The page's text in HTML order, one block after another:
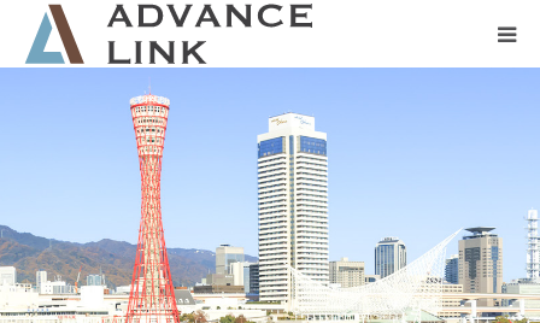
会社概要
ネット保険
事業保険